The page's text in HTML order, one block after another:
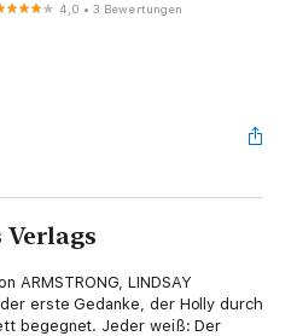
4,0 •3 Bewertungen
ARMSTRONG, LINDSAY
erste Gedanke, der Holly durch
begegnet. Jeder weiß: Der